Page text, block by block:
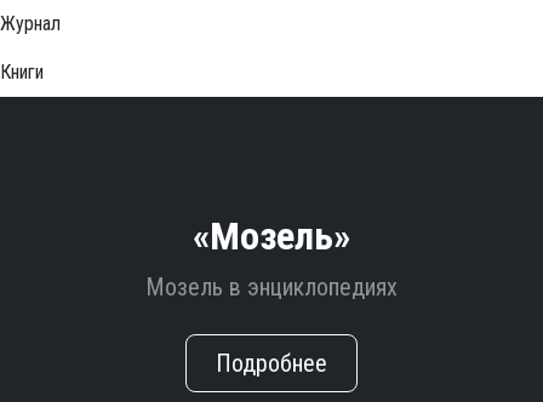
Журнал
Книги
«Мозель»
Мозель в энциклопедиях
Подробнее